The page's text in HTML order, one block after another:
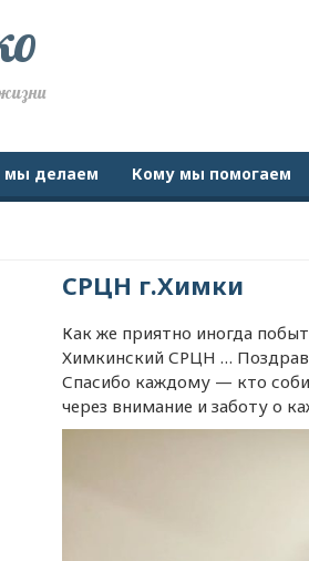
мы делаем Кому мы помогаем
СРЦН г.Химки
Как же приятно иногда
Химкинский СРЦН …
Спасибо каждому — кто
через внимание и заботу о